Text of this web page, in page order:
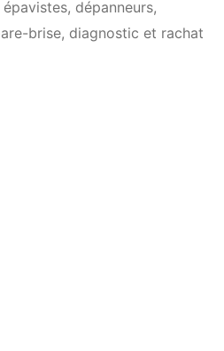
dépanneurs,
brise, diagnostic et rachat